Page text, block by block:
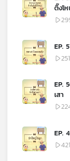
กิจกรรม
ติ๊งโ
EP.
251
EP.
เสา
EP.
421